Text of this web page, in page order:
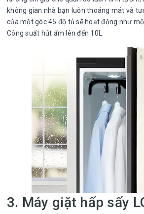
không gian nhà bạn luôn thoáng mát và
của một góc 45 độ tủ sẽ hoạt động như
Công suất hút ẩm lên đến 10L.
3. Máy giặt hấp sấy